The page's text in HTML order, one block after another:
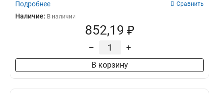
Подробнее Сравнить
Наличие: В наличии
852,19 ₽
– +
В корзину